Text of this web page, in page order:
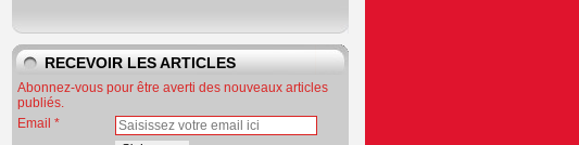
RECEVOIR LES ARTICLES
Abonnez-vous pour être averti des nouveaux articles
publiés.
Email